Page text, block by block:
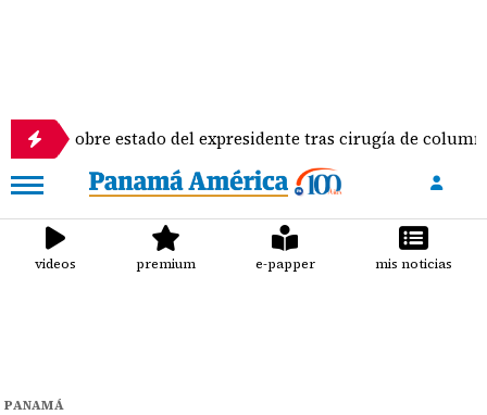
estado del expresidente tras cirugía de columna
videos premium e-papper mis noticias
PANAMÁ